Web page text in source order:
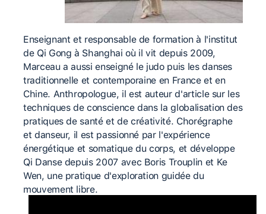
Enseignant et responsable de formation à l'institut
de Qi Gong à Shanghai où il vit depuis 2009,
Marceau a aussi enseigné le judo puis les danses
traditionnelle et contemporaine en France et en
Chine. Anthropologue, il est auteur d'article sur les
techniques de conscience dans la globalisation des
pratiques de santé et de créativité. Chorégraphe
et danseur, il est passionné par l'expérience
énergétique et somatique du corps, et développe
Qi Danse depuis 2007 avec Boris Trouplin et Ke
Wen, une pratique d'exploration guidée du
mouvement libre.